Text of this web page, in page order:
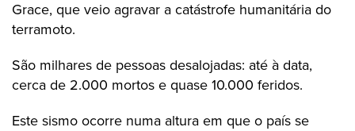
Grace, que veio agravar a catástrofe humanitária do
terramoto.
São milhares de pessoas desalojadas: até à data,
cerca de 2.000 mortos e quase 10.000 feridos.
Este sismo ocorre numa altura em que o país se